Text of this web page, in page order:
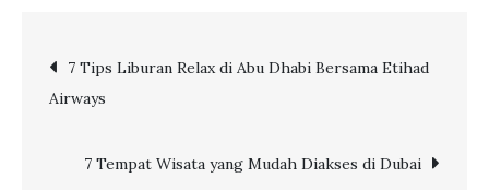
Seru
Alam
Post
navigation
7 Tips Liburan Relax di Abu Dhabi Bersama Etihad
Airways
7 Tempat Wisata yang Mudah Diakses di Dubai